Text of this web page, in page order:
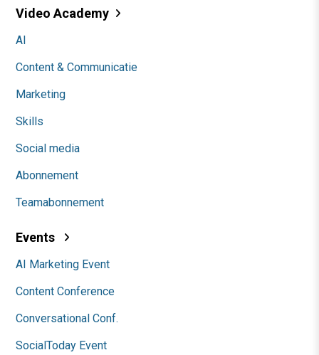
Video Academy
AI
Content & Communicatie
Marketing
Skills
Social media
Abonnement
Teamabonnement
Events
AI Marketing Event
Content Conference
Conversational Conf.
SocialToday Event